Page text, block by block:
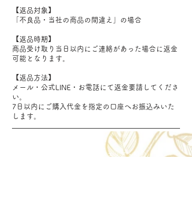
【返品対象】
「不良品・当社の商品の間違え」の場合
【返品時期】
商品受け取り当日以内にご連絡があった場合に返金
可能となります。
【返品方法】
メール・公式LINE・お電話にて返金要請してくださ
い。
7日以内にご購入代金を指定の口座へお振込みいた
します。
配送エリア・料金